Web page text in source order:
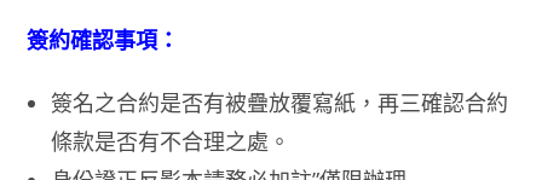
簽約確認事項：
簽名之合約是否有被疊放覆寫紙，再三確認合約
條款是否有不合理之處。